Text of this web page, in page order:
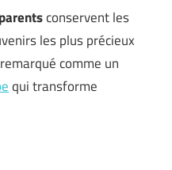
conservent les
les plus précieux
comme un
qui transforme